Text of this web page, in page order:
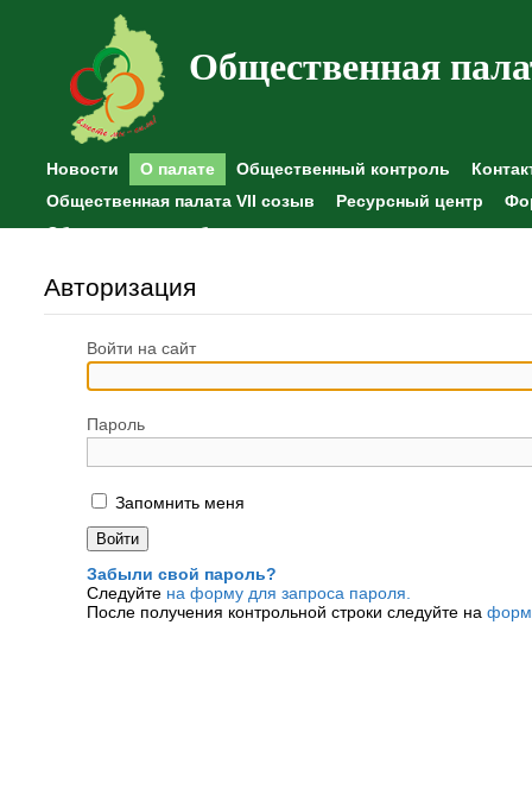
Общественная
Новости О палате Общественный контроль
Общественная палата VII созыв
Ресурсный центр
Общественные наблюдения
Авторизация
Войти на сайт
Пароль
Запомнить меня
Забыли свой пароль?
Следуйте на форму для запроса пароля.
После получения контрольной строки следуйте на